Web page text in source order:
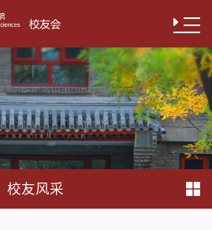
校友风采